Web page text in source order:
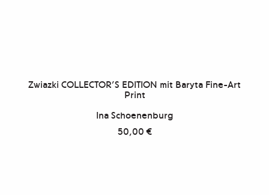
Zwiazki COLLECTOR’S EDITION mit Baryta Fine-Art
Print
Ina Schoenenburg
50,00€